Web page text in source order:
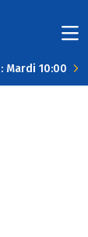
Mardi 10:00